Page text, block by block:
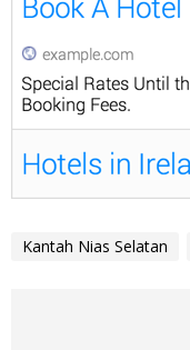
Kantah Nias Selatan